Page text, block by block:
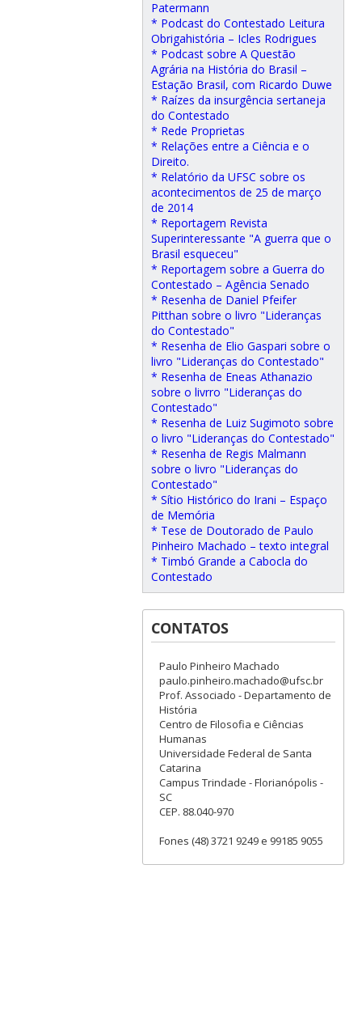
Patermann
* Podcast do Contestado Leitura
Obrigahistória – Icles Rodrigues
* Podcast sobre A Questão
Agrária na História do Brasil –
Estação Brasil, com Ricardo Duwe
* Raízes da insurgência sertaneja
do Contestado
* Rede Proprietas
* Relações entre a Ciência e o
Direito.
* Relatório da UFSC sobre os
acontecimentos de 25 de março
de 2014
* Reportagem Revista
Superinteressante "A guerra que o
Brasil esqueceu"
* Reportagem sobre a Guerra do
Contestado – Agência Senado
* Resenha de Daniel Pfeifer
Pitthan sobre o livro "Lideranças
do Contestado"
* Resenha de Elio Gaspari sobre o
livro "Lideranças do Contestado"
* Resenha de Eneas Athanazio
sobre o livrro "Lideranças do
Contestado"
* Resenha de Luiz Sugimoto sobre
o livro "Lideranças do Contestado"
* Resenha de Regis Malmann
sobre o livro "Lideranças do
Contestado"
* Sítio Histórico do Irani – Espaço
de Memória
* Tese de Doutorado de Paulo
Pinheiro Machado – texto integral
* Timbó Grande a Cabocla do
Contestado
CONTATOS
Paulo Pinheiro Machado
paulo.pinheiro.machado@ufsc.br
Prof. Associado - Departamento de
História
Centro de Filosofia e Ciências
Humanas
Universidade Federal de Santa
Catarina
Campus Trindade - Florianópolis -
SC
CEP. 88.040-970
Fones (48) 3721 9249 e 99185 9055